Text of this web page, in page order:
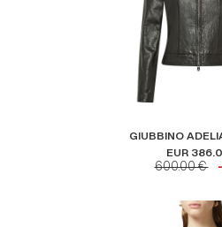
GIUBBINO
EUR
600.00 €